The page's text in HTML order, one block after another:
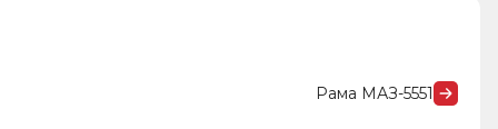
Рама МАЗ-5551